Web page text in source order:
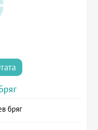
бряг